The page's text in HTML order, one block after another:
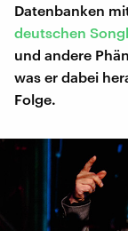
Datenbanken
deutschen
und andere
was er dabei
Folge.